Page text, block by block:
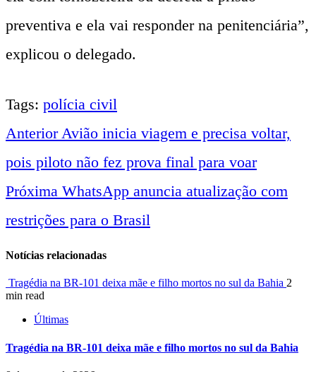
preventiva e ela vai responder na penitenciária”,
explicou o delegado.
Tags: polícia civil
Navegação
entre
notícias
AnteriorAvião inicia viagem e precisa voltar,
pois piloto não fez prova final para voar
Próxima WhatsApp anuncia atualização com
restrições para o Brasil
Notícias relacionadas
Tragédia na BR-101 deixa mãe e filho mortos no sul da Bahia 2
min read
Últimas
Tragédia na BR-101 deixa mãe e filho mortos no sul da Bahia